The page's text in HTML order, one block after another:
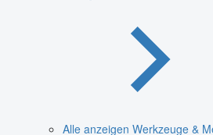
Alle anzeigen Werkzeuge &